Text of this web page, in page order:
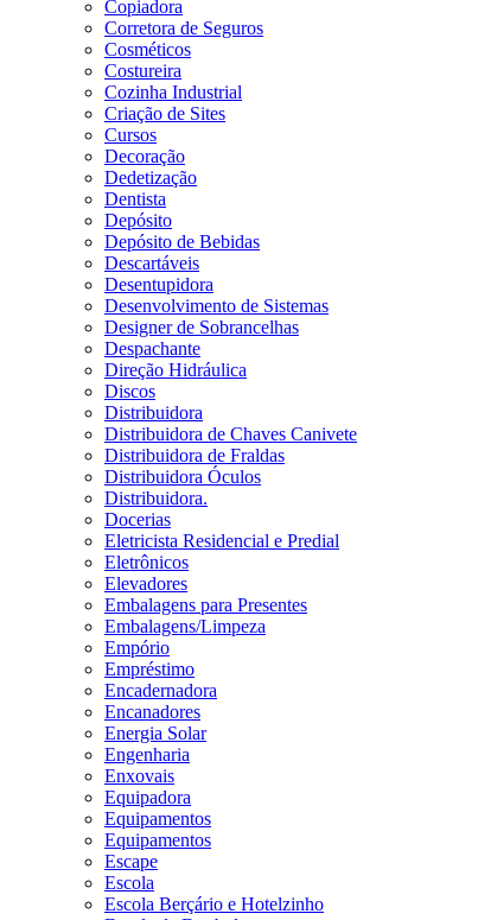
Copiadora
Corretora de Seguros
Cosméticos
Costureira
Cozinha Industrial
Criação de Sites
Cursos
Decoração
Dedetização
Dentista
Depósito
Depósito de Bebidas
Descartáveis
Desentupidora
Desenvolvimento de Sistemas
Designer de Sobrancelhas
Despachante
Direção Hidráulica
Discos
Distribuidora
Distribuidora de Chaves Canivete
Distribuidora de Fraldas
Distribuidora Óculos
Distribuidora.
Docerias
Eletricista Residencial e Predial
Eletrônicos
Elevadores
Embalagens para Presentes
Embalagens/Limpeza
Empório
Empréstimo
Encadernadora
Encanadores
Energia Solar
Engenharia
Enxovais
Equipadora
Equipamentos
Equipamentos
Escape
Escola
Escola Berçário e Hotelzinho